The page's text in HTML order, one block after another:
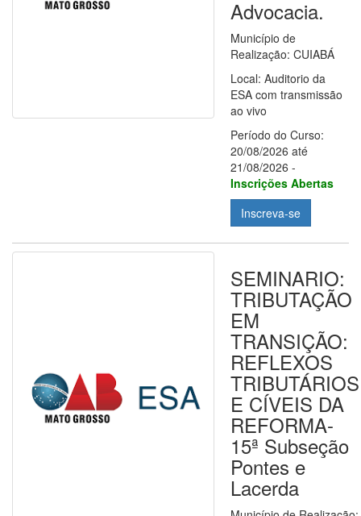
Advocacia.
Município de
Realização: CUIABÁ
Local: Auditorio da
ESA com transmissão
ao vivo
Período do Curso:
20/08/2026 até
21/08/2026 -
Inscrições Abertas
Inscreva-se
SEMINARIO:
TRIBUTAÇÃO
EM
TRANSIÇÃO:
REFLEXOS
TRIBUTÁRIOS
E CÍVEIS DA
REFORMA-
15ª Subseção
Pontes e
Lacerda